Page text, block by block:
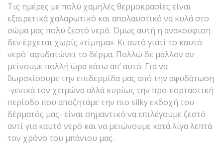
Τις ημέρες με πολύ χαμηλές θερμοκρασίες είναι
εξαιρετικά χαλαρωτικό και απολαυστικό να κυλά στο
σώμα μας πολύ ζεστό νερό. Όμως αυτή η ανακούφιση
δεν έρχεται χωρίς «τίμημα». Κι αυτό γιατί το καυτό
νερό αφυδατώνει το δέρμα. Πολλώ δε μάλλον αν
μείνουμε πολλή ώρα κάτω απ’ αυτό. Για να
θωρακίσουμε την επιδερμίδα μας από την αφυδάτωση
-γενικά τον χειμώνα αλλά κυρίως την προ-εορταστική
περίοδο που αποζητάμε την πιο silky εκδοχή του
δέρματός μας- είναι σημαντικό να επιλέγουμε ζεστό
αντί για καυτό νερό και να μειώνουμε κατά λίγα λεπτά
τον χρόνο του μπάνιου μας.